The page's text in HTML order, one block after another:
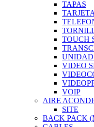
TAPAS
TOUCH
UNIDAD
VIDEO
VOIP
AIRE
SITE
BACK PACK